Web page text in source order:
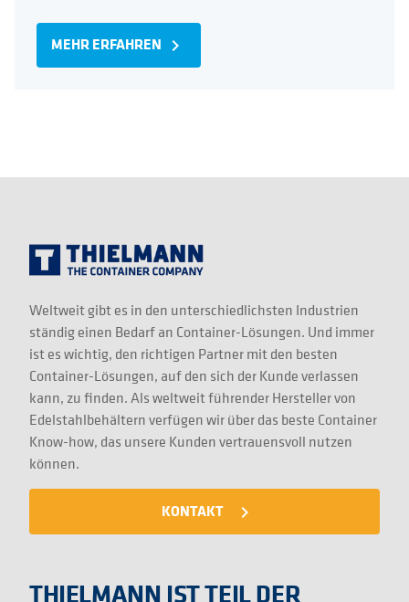
MEHR ERFAHREN navigate_next
Weltweit gibt es in den unterschiedlichsten Industrien
ständig einen Bedarf an Container-Lösungen. Und immer
ist es wichtig, den richtigen Partner mit den besten
Container-Lösungen, auf den sich der Kunde verlassen
kann, zu finden. Als weltweit führender Hersteller von
Edelstahlbehältern verfügen wir über das beste Container
Know-how, das unsere Kunden vertrauensvoll nutzen
können.
KONTAKT navigate_next
THIELMANN IST TEIL DER